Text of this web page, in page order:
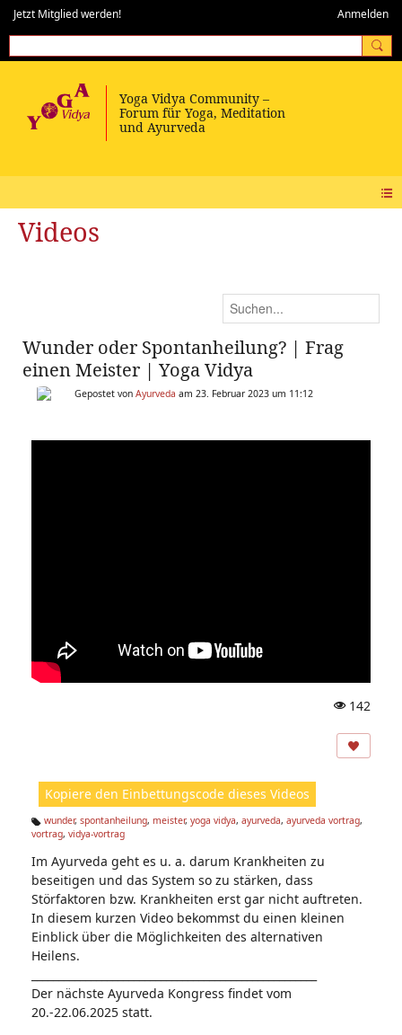
Jetzt Mitglied werden! Anmelden
Videos
Wunder oder Spontanheilung? | Frag
einen Meister | Yoga Vidya
Gepostet von Ayurveda am 23. Februar 2023 um 11:12
ic
n:
142
Kopiere den Einbettungscode dieses Videos
Ta
s:
wunder, spontanheilung, meister, yoga vidya, ayurveda, ayurveda vortrag,
vortrag, vidya-vortrag
Im Ayurveda geht es u. a. darum Krankheiten zu
beseitigen und das System so zu stärken, dass
Störfaktoren bzw. Krankheiten erst gar nicht auftreten.
In diesem kurzen Video bekommst du einen kleinen
Einblick über die Möglichkeiten des alternativen
Heilens.
Der nächste Ayurveda Kongress findet vom
20.-22.06.2025 statt.